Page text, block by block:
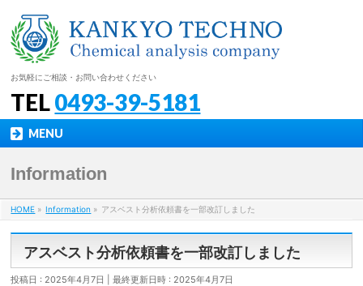
お気軽にご相談・お問い合わせください
TEL0493-39-5181
MENU
Information
HOME » Information » アスベスト分析依頼書を一部改訂しました
アスベスト分析依頼書を一部改訂しました
投稿日 : 2025年4月7日 最終更新日時 : 2025年4月7日